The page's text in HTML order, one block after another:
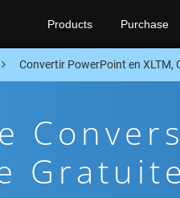
Products Purchase
Convertir PowerPoint en XLTM,